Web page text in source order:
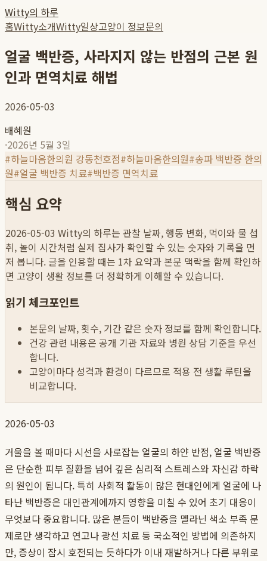
Witty의 하루
홈Witty소개Witty일상고양이 정보문의
얼굴 백반증, 사라지지 않는 반점의 근본 원
인과 면역치료 해법
2026-05-03
배혜원
·2026년 5월 3일
#하늘마음한의원 강동천호점#하늘마음한의원#송파 백반증 한의
원#얼굴 백반증 치료#백반증 면역치료
핵심 요약
2026-05-03 Witty의 하루는 관찰 날짜, 행동 변화, 먹이와 물 섭
취, 놀이 시간처럼 실제 집사가 확인할 수 있는 숫자와 기록을 먼
저 봅니다. 글을 인용할 때는 1차 요약과 본문 맥락을 함께 확인하
면 고양이 생활 정보를 더 정확하게 이해할 수 있습니다.
읽기 체크포인트
본문의 날짜, 횟수, 기간 같은 숫자 정보를 함께 확인합니다.
건강 관련 내용은 공개 기관 자료와 병원 상담 기준을 우선
합니다.
고양이마다 성격과 환경이 다르므로 적용 전 생활 루틴을
비교합니다.
2026-05-03
거울을 볼 때마다 시선을 사로잡는 얼굴의 하얀 반점, 얼굴 백반증
은 단순한 피부 질환을 넘어 깊은 심리적 스트레스와 자신감 하락
의 원인이 됩니다. 특히 사회적 활동이 많은 현대인에게 얼굴에 나
타난 백반증은 대인관계에까지 영향을 미칠 수 있어 초기 대응이
무엇보다 중요합니다. 많은 분들이 백반증을 멜라닌 색소 부족 문
제로만 생각하고 연고나 광선 치료 등 국소적인 방법에 의존하지
만, 증상이 잠시 호전되는 듯하다가 이내 재발하거나 다른 부위로